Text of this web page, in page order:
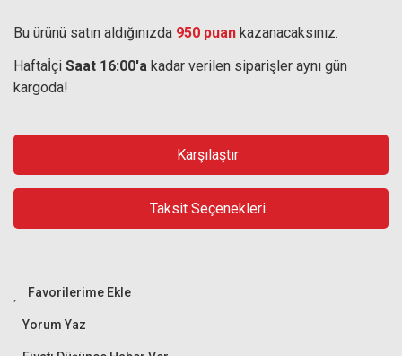
Bu ürünü satın aldığınızda 950 puan kazanacaksınız.
Haftaİçi Saat 16:00'a kadar verilen siparişler aynı gün
kargoda!
Karşılaştır
Taksit Seçenekleri
Yorum Yaz